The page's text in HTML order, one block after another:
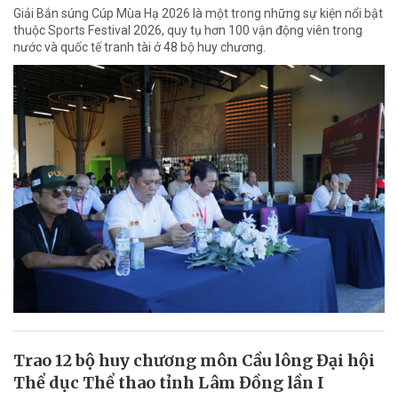
Giải Bắn súng Cúp Mùa Hạ 2026 là một trong những sự kiện nổi bật
thuộc Sports Festival 2026, quy tụ hơn 100 vận động viên trong
nước và quốc tế tranh tài ở 48 bộ huy chương.
Trao 12 bộ huy chương môn Cầu lông Đại hội
Thể dục Thể thao tỉnh Lâm Đồng lần I